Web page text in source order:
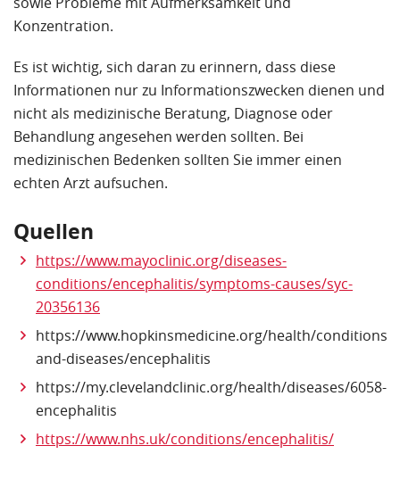
Konzentration.
Es ist wichtig, sich daran zu erinnern, dass diese
Informationen nur zu Informationszwecken dienen und
nicht als medizinische Beratung, Diagnose oder
Behandlung angesehen werden sollten. Bei
medizinischen Bedenken sollten Sie immer einen
echten Arzt aufsuchen.
Quellen
https://www.mayoclinic.org/diseases-
conditions/encephalitis/symptoms-causes/syc-
20356136
https://www.hopkinsmedicine.org/health/conditions-
and-diseases/encephalitis
https://my.clevelandclinic.org/health/diseases/6058-
encephalitis
https://www.nhs.uk/conditions/encephalitis/